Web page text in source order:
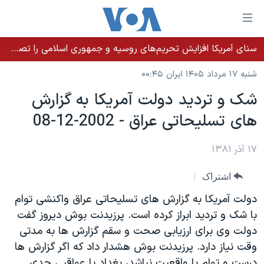
لینکهای
قابل
دسترسی
جهش
محتوای
اصلی
به
اصلی
جهش
به
جستجو
خانه
نسخه سبک وب‌سایت
موضوع ها
ایران
آمریکا
گزیده‌ها
ویژه برنامه‌ها
ویدیوها
برنامه های تلویزیونی
جدول برنامه ها
صفحه‌های ویژه
عملیات خشم حماسی
۲۵۰سالگی آمریکا
بایگانی برنامه‌های تلویزیونی
فرکانس‌های صدای آمریکا
پخش رادیویی
یادگیری زبان انگلیسی
سنای آمریکا افزایش تحریم‌های روسیه و جمهوری اسلامی را تصویب کرد؛ زلنسکی از این اقدام تشکر کرد
شنبه ۱۷ مرداد ۱۴۰۵ ایران ۰۰:۴۵
شک و ترديد دولت آمريکا به گزارش
های تسليحاتی عراق - 2002-12-08
۱۷ آذر ۱۳۸۱
اشتراک
دولت آمريکا به گزارش های تسليحاتی عراق واکنشی توام
با شک و ترديد ابراز کرده است. پرزيدنت بوش ديروز گفت
دولت وی برای ارزيابی صحت و سقم گزارش ها به مدتی
وقت نياز دارد. پرزيدنت بوش هشدار داد که اگر گزارش ها